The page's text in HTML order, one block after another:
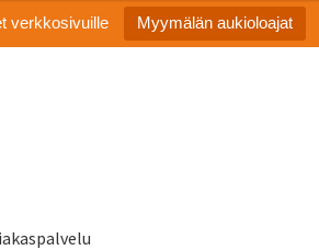
verkkosivuille Myymälän aukioloajat